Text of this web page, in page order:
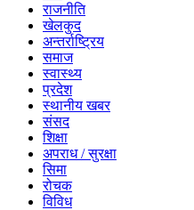
राजनीति
खेलकुद
अन्तर्राष्ट्रिय
समाज
स्वास्थ्य
प्रदेश
स्थानीय खबर
संसद
शिक्षा
अपराध / सुरक्षा
सिमा
रोचक
विविध